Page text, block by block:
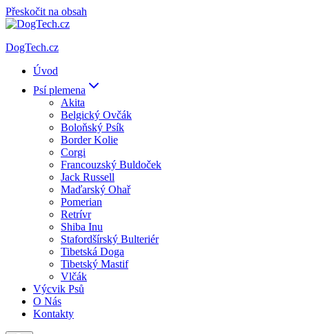
Přeskočit na obsah
DogTech.cz
Úvod
Psí plemena
Akita
Belgický Ovčák
Boloňský Psík
Border Kolie
Corgi
Francouzský Buldoček
Jack Russell
Maďarský Ohař
Pomerian
Retrívr
Shiba Inu
Stafordšírský Bulteriér
Tibetská Doga
Tibetský Mastif
Vlčák
Výcvik Psů
O Nás
Kontakty